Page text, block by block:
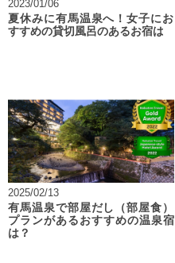
2023/01/06
夏休みに有馬温泉へ！女子にお
すすめの貸切風呂のあるお宿は
2025/02/13
有馬温泉で部屋だし（部屋食）
プランがあるおすすめの温泉宿
は？